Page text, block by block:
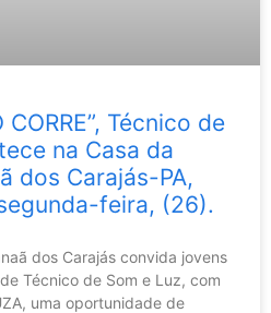
CORRE”, Técnico de
na Casa da
dos Carajás-PA,
feira, (26).
dos Carajás convida jovens
Técnico de Som e Luz, com
uma oportunidade de